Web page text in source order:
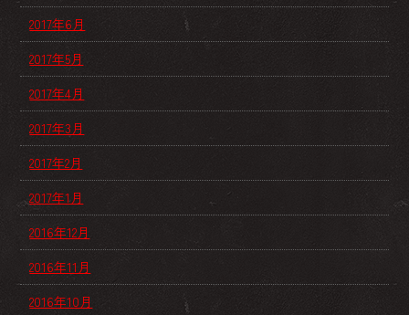
2017年6月
2017年5月
2017年4月
2017年3月
2017年2月
2017年1月
2016年12月
2016年11月
2016年10月